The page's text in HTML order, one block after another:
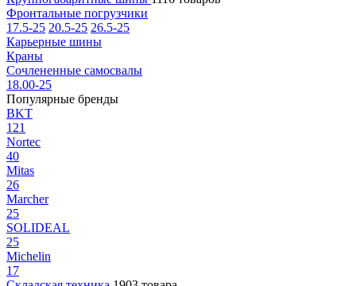
Фронтальные погрузчики
17.5-25 20.5-25 26.5-25
Карьерные шины
Краны
Сочлененные самосвалы
18.00-25
Популярные бренды
BKT
121
Nortec
40
Mitas
26
Marcher
25
SOLIDEAL
25
Michelin
17